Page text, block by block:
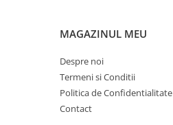
MAGAZINUL MEU
Despre noi
Termeni si Conditii
Politica de Confidentialitate
Contact